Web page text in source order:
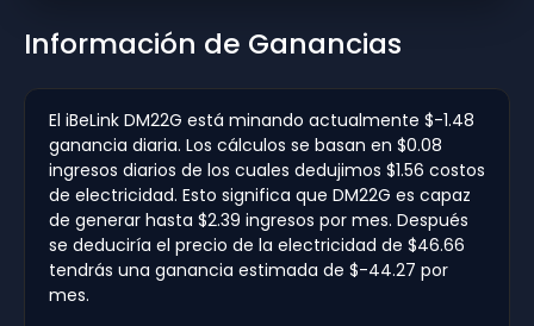
Información de Ganancias
El iBeLink DM22G está minando actualmente $-1.48
ganancia diaria. Los cálculos se basan en $0.08
ingresos diarios de los cuales dedujimos $1.56 costos
de electricidad. Esto significa que DM22G es capaz
de generar hasta $2.39 ingresos por mes. Después
se deduciría el precio de la electricidad de $46.66
tendrás una ganancia estimada de $-44.27 por
mes.